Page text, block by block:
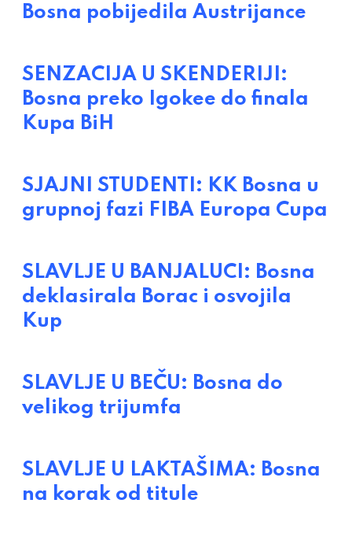
Bosna pobijedila Austrijance
SENZACIJA U SKENDERIJI:
Bosna preko Igokee do finala
Kupa BiH
SJAJNI STUDENTI: KK Bosna u
grupnoj fazi FIBA Europa Cupa
SLAVLJE U BANJALUCI: Bosna
deklasirala Borac i osvojila
Kup
SLAVLJE U BEČU: Bosna do
velikog trijumfa
SLAVLJE U LAKTAŠIMA: Bosna
na korak od titule